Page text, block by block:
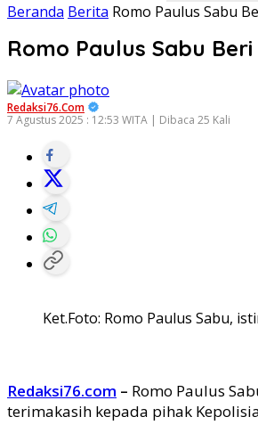
Beranda Berita Romo Paulus Sabu
Romo Paulus Sabu
Redaksi76.com
7 Agustus 2025 : 12:53 WITA | Dibaca 25 Kali
Ket.Foto: Romo Paulus Sabu,
Redaksi76.com – Romo Paulus
terimakasih kepada pihak